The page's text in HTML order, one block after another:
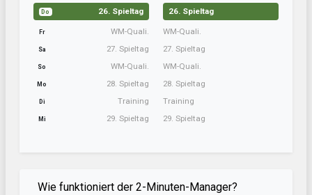
Do 26. Spieltag
Fr WM-Quali.
Sa 27. Spieltag
So WM-Quali.
Mo 28. Spieltag
Di Training
Mi 29. Spieltag
26. Spieltag
WM-Quali.
27. Spieltag
WM-Quali.
28. Spieltag
Training
29. Spieltag
Wie funktioniert der 2-Minuten-Manager?